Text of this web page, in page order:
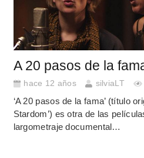
A 20 pasos de la
hace 12 años silviaLT
‘A 20 pasos de la fama’ (título
Stardom’) es otra de las
largometraje documental…